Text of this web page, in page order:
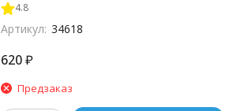
4.8
Артикул: 34618
620₽
Предзаказ